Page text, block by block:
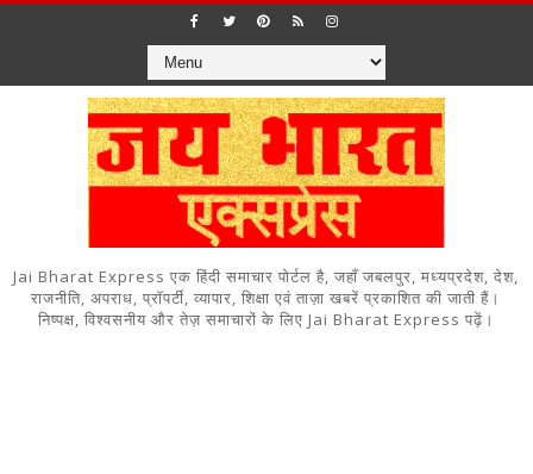
Jai Bharat Express एक हिंदी समाचार पोर्टल है, जहाँ जबलपुर, मध्यप्रदेश, देश,
राजनीति, अपराध, प्रॉपर्टी, व्यापार, शिक्षा एवं ताज़ा खबरें प्रकाशित की जाती हैं।
निष्पक्ष, विश्वसनीय और तेज़ समाचारों के लिए Jai Bharat Express पढ़ें।